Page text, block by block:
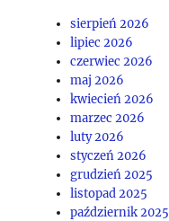
sierpień 2026
lipiec 2026
czerwiec 2026
maj 2026
kwiecień 2026
marzec 2026
luty 2026
styczeń 2026
grudzień 2025
listopad 2025
październik 2025